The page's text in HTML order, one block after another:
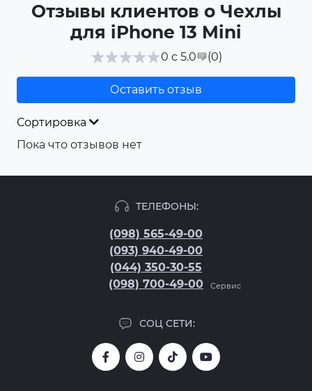
Отзывы клиентов о Чехлы
для iPhone 13 Mini
0 с 5.0 (0)
Оставить отзыв
Сортировка
Пока что отзывов нет
ТЕЛЕФОНЫ:
(098) 565-49-00
(093) 940-49-00
(044) 350-30-55
(098) 700-49-00
Сервис
СОЦ СЕТИ: